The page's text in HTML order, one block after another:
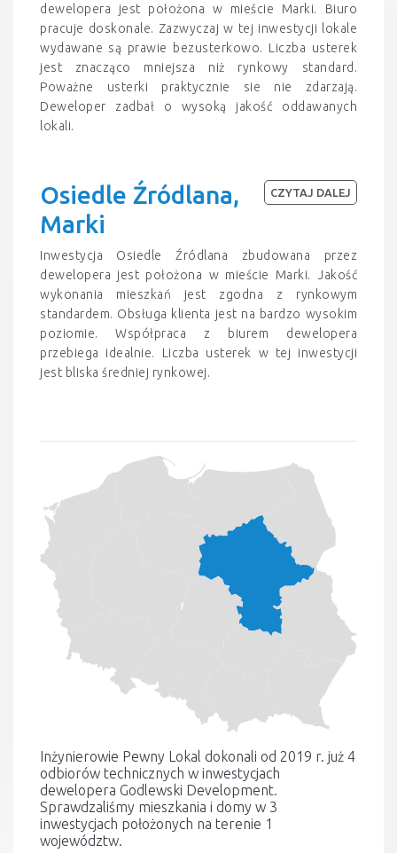
dewelopera jest położona w mieście Marki. Biuro
pracuje doskonale. Zazwyczaj w tej inwestycji lokale
wydawane są prawie bezusterkowo. Liczba usterek
jest znacząco mniejsza niż rynkowy standard.
Poważne usterki praktycznie sie nie zdarzają.
Deweloper zadbał o wysoką jakość oddawanych
lokali.
Osiedle Źródlana,
Marki
Inwestycja Osiedle Źródlana zbudowana przez
dewelopera jest położona w mieście Marki. Jakość
wykonania mieszkań jest zgodna z rynkowym
standardem. Obsługa klienta jest na bardzo wysokim
poziomie. Współpraca z biurem dewelopera
przebiega idealnie. Liczba usterek w tej inwestycji
jest bliska średniej rynkowej.
CZYTAJ DALEJ
Inżynierowie Pewny Lokal dokonali od 2019 r. już 4
odbiorów technicznych w inwestycjach
dewelopera Godlewski Development.
Sprawdzaliśmy mieszkania i domy w 3
inwestycjach położonych na terenie 1
województw.